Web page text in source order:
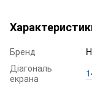
Бренд
Діагональ
екрана